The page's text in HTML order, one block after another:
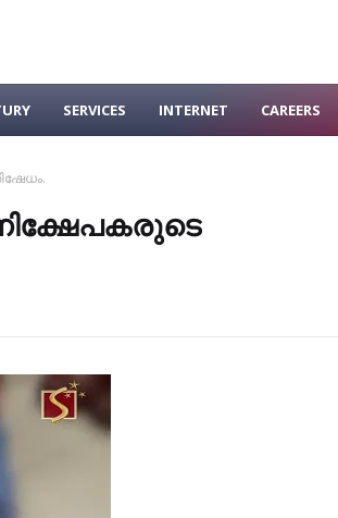
SERVICES INTERNET CAREERS